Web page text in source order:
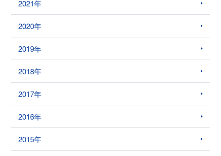
2021年
2020年
2019年
2018年
2017年
2016年
2015年